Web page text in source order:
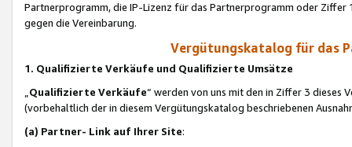
Partnerprogramm, die IP-Lizenz für das Partnerprogramm oder
gegen die Vereinbarung.
Vergütungskatalog für das
1. Qualifizierte Verkäufe und Qualifizierte Umsätze
Qualifizierte Verkäufe“ werden von uns mit den in Ziffer 3
(vorbehaltlich der in diesem Vergütungskatalog beschriebenen
(a) Partner- Link auf Ihrer Site: